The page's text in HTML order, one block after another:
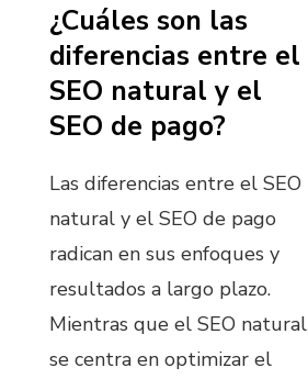
¿Cuáles son las
diferencias entre el
SEO natural y el
SEO de pago?
Las diferencias entre el SEO
natural y el SEO de pago
radican en sus enfoques y
resultados a largo plazo.
Mientras que el SEO natural
se centra en optimizar el